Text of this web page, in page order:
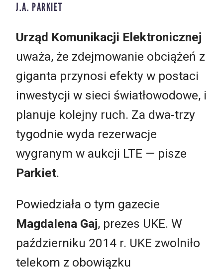
J.A. PARKIET
Urząd Komunikacji Elektronicznej
uważa, że zdejmowanie obciążeń z
giganta przynosi efekty w postaci
inwestycji w sieci światłowodowe, i
planuje kolejny ruch. Za dwa-trzy
tygodnie wyda rezerwacje
wygranym w aukcji LTE — pisze
Parkiet.
Powiedziała o tym gazecie
Magdalena Gaj, prezes UKE. W
październiku 2014 r. UKE zwolniło
telekom z obowiązku